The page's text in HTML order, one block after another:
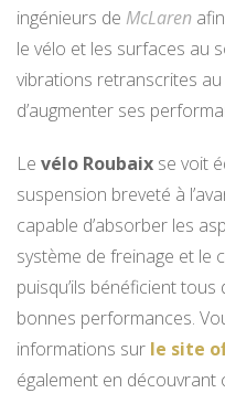
ingénieurs de McLaren
le vélo et les surfaces au
vibrations retranscrites
d’augmenter ses
Le vélo Roubaix se voit
suspension breveté à
capable d’absorber les
système de freinage et le
puisqu’ils bénéficient
bonnes performances.
informations sur le site
également en découvrant